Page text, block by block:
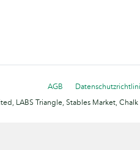
AGB
LABS Triangle, Stables Market,